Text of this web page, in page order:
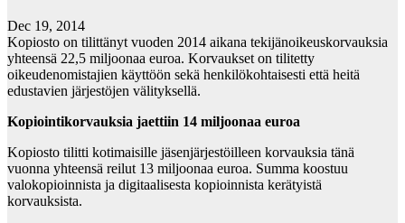
Dec 19, 2014
Kopiosto on tilittänyt vuoden 2014 aikana tekijänoikeuskorvauksia
yhteensä 22,5 miljoonaa euroa. Korvaukset on tilitetty
oikeudenomistajien käyttöön sekä henkilökohtaisesti että heitä
edustavien järjestöjen välityksellä.
Kopiointikorvauksia jaettiin 14 miljoonaa euroa
Kopiosto tilitti kotimaisille jäsenjärjestöilleen korvauksia tänä
vuonna yhteensä reilut 13 miljoonaa euroa. Summa koostuu
valokopioinnista ja digitaalisesta kopioinnista kerätyistä
korvauksista.